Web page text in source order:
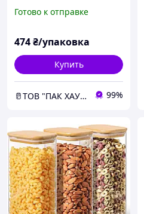
(149×307×75 мм) (100шт)
Готово к отправке
474₴/упаковка
Купить
🥛ТОВ "ПАК ХАУС" 99%